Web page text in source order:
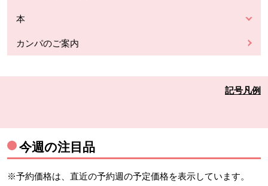
本
カンパのご案内
記号凡例
今週の注目品
※予約価格は、直近の予約週の予定価格を表示しています。